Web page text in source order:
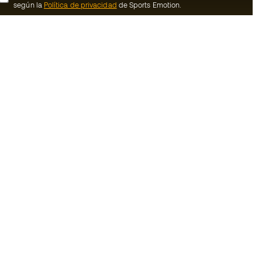
según la Política de privacidad de Sports Emotion.